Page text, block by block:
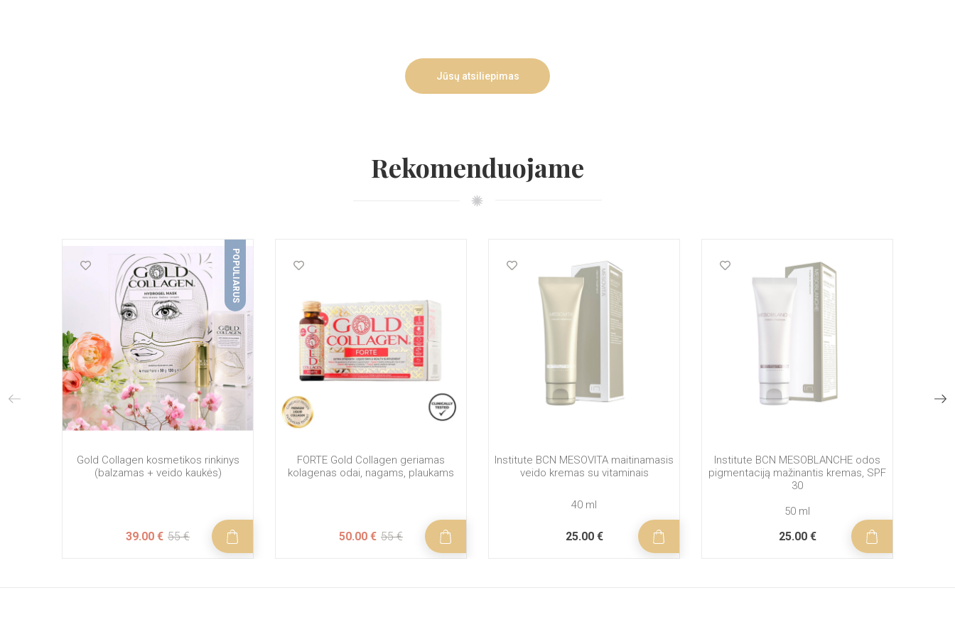
Jūsų atsiliepimas
Rekomenduojame
POPULIARUS
Gold Collagen kosmetikos rinkinys
(balzamas + veido kaukės)
39.00 € 55 €
FORTE Gold Collagen geriamas
kolagenas odai, nagams, plaukams
50.00 € 55 €
Institute BCN MESOVITA maitinamasis
veido kremas su vitaminais
40 ml
25.00 €
Institute BCN MESOBLANCHE odos
pigmentaciją mažinantis kremas, SPF
30
50 ml
25.00 €